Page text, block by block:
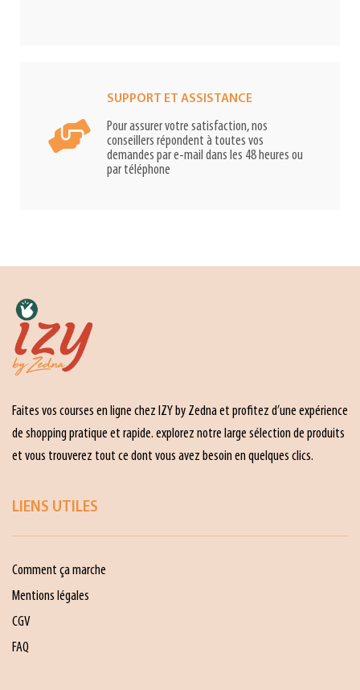
SUPPORT ET ASSISTANCE
Pour assurer votre satisfaction, nos
conseillers répondent à toutes vos
demandes par e-mail dans les 48 heures ou
par téléphone
Faites vos courses en ligne chez IZY by Zedna et profitez d’une expérience
de shopping pratique et rapide. explorez notre large sélection de produits
et vous trouverez tout ce dont vous avez besoin en quelques clics.
LIENS UTILES
Comment ça marche
Mentions légales
CGV
FAQ